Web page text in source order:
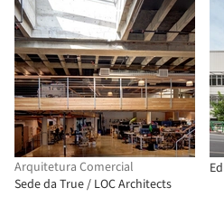
Arquitetura Comercial
Sede da True / LOC Architects